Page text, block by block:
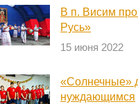
В п. Висим
Русь»
15 июня 2022
«Солнечные»
нуждающимся